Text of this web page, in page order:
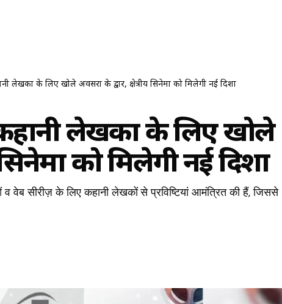
के लिए खोले अवसरों के द्वार, क्षेत्रीय सिनेमा को मिलेगी नई दिशा
लेखकों के लिए खोले
को मिलेगी नई दिशा
व वेब सीरीज़ के लिए कहानी लेखकों से प्रविष्टियां आमंत्रित की हैं, जिससे